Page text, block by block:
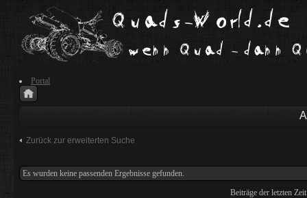
Portal
Zurück zur erweiterten Suche
Es wurden keine passenden Ergebnisse gefunden.
Beiträge der letzten